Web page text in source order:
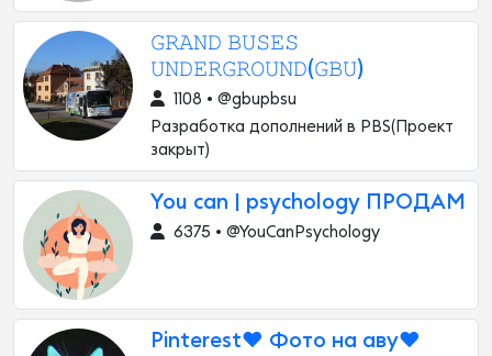
𝙶𝚁𝙰𝙽𝙳 𝙱𝚄𝚂𝙴𝚂
𝚄𝙽𝙳𝙴𝚁𝙶𝚁𝙾𝚄𝙽𝙳(𝙶𝙱𝚄)
1108 • @gbupbsu
Разработка дополнений в PBS(Проект
закрыт)
You can | psychology ПРОДАМ
6375 • @YouCanPsychology
Pinterest❤️ Фото на аву❤️